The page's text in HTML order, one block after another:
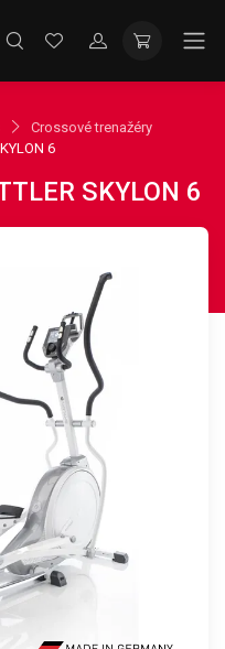
Crossové trenažéry
6
SKYLON 6